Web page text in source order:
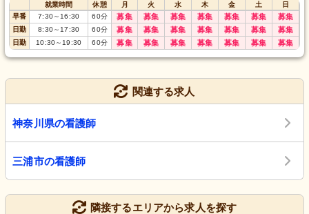
就業時間 休憩 月 火 水 木 金 土
日
早番
7:30～16:30 60分 募集 募集 募集 募集 募集 募集 募集
日勤 8:30～17:30 60分 募集 募集 募集 募集 募集 募集 募集
日勤 10:30～19:30 60分 募集 募集 募集 募集 募集 募集 募集
関連する求人
神奈川県の看護師
三浦市の看護師
隣接するエリアから求人を探す